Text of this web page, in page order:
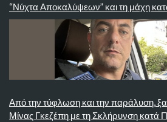
“Νύχτα Αποκαλύψεων” και τη μάχη
Από την τύφλωση και την παράλυση,
Μίνας Γκεζέπη με τη Σκλήρυνση κατά